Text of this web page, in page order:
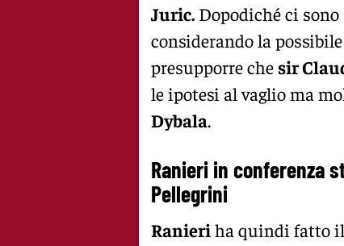
Juric. Dopodiché ci
considerando la
presupporre che sir
le ipotesi al vaglio ma
Dybala.
Ranieri in conferenza
Pellegrini
Ranieri ha quindi fatto